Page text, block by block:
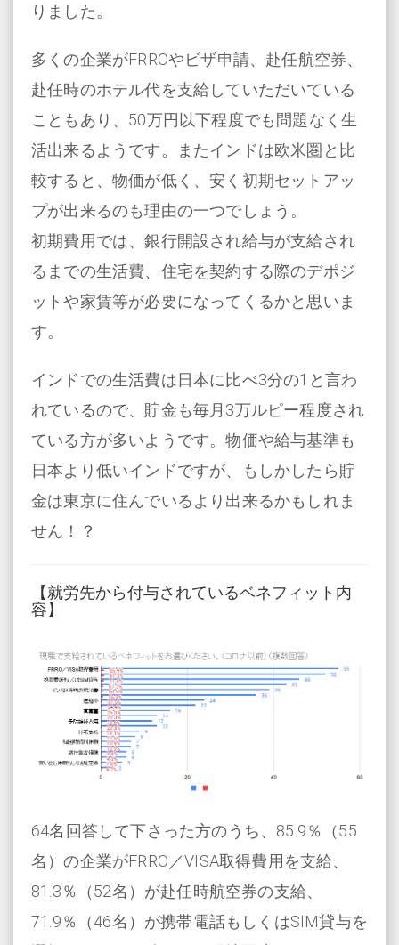
りました。
多くの企業がFRROやビザ申請、赴任航空券、
赴任時のホテル代を支給していただいている
こともあり、50万円以下程度でも問題なく生
活出来るようです。またインドは欧米圏と比
較すると、物価が低く、安く初期セットアッ
プが出来るのも理由の一つでしょう。
初期費用では、銀行開設され給与が支給され
るまでの生活費、住宅を契約する際のデポジ
ットや家賃等が必要になってくるかと思いま
す。
インドでの生活費は日本に比べ3分の1と言わ
れているので、貯金も毎月3万ルピー程度され
ている方が多いようです。物価や給与基準も
日本より低いインドですが、もしかしたら貯
金は東京に住んでいるより出来るかもしれま
せん！？
【就労先から付与されているベネフィット内
容】
64名回答して下さった方のうち、85.9％（55
名）の企業がFRRO／VISA取得費用を支給、
81.3％（52名）が赴任時航空券の支給、
71.9％（46名）が携帯電話もしくはSIM貸与を